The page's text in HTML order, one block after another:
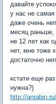
давайте
у нас не
даже очень
месяц раньше,
не 12 лет как
нет, мне тоже
достаточно
кстати еще
нужна?)
http://